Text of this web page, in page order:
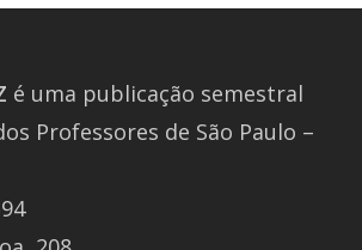
é uma publicação semestral
Professores de São Paulo –